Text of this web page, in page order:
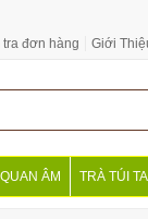
tra đơn hàng Giới
ÂM TRÀ TÚI